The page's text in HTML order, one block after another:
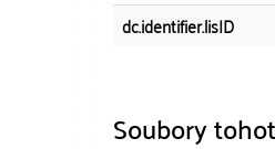
dc.identifier.lisID
Soubory